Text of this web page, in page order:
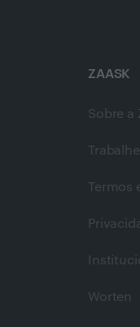
ZAASK
Sobre a
Termos
Worten